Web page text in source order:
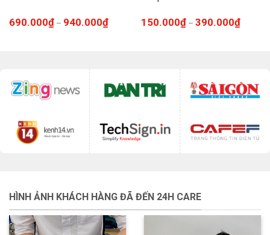
690.000₫– 940.000₫ 150.000₫– 390.000₫
HÌNH ẢNH KHÁCH HÀNG ĐÃ ĐẾN 24H CARE